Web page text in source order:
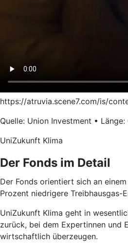
https://atruvia.scene7.com/is/
Quelle: Union Investment •
UniZukunft Klima
Der Fonds im Detail
Der Fonds orientiert sich an
Prozent niedrigere
UniZukunft Klima geht in
zurück, bei dem Expertinnen und
wirtschaftlich überzeugen.